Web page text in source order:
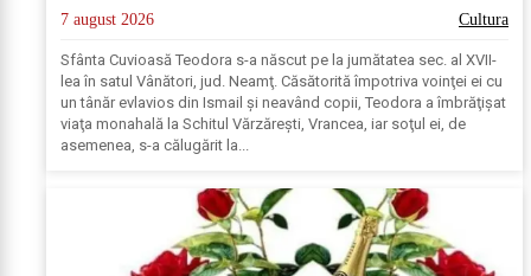
7 august 2026 Cultura
Sfânta Cuvioasă Teodora s-a născut pe la jumătatea sec. al XVII-
lea în satul Vânători, jud. Neamţ. Căsătorită împotriva voinţei ei cu
un tânăr evlavios din Ismail şi neavând copii, Teodora a îmbrăţişat
viaţa monahală la Schitul Vărzăreşti, Vrancea, iar soţul ei, de
asemenea, s-a călugărit la...